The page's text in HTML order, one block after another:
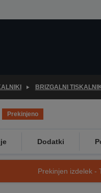
BRIZGALNI
Prekinjeno
Dodatki
Prekinjen izdelek -